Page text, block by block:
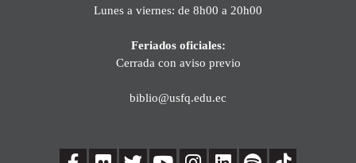
Lunes a viernes: de 8h00 a 20h00
Feriados oficiales:
Cerrada con aviso previo
biblio@usfq.edu.ec